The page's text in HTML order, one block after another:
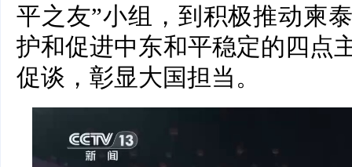
平之友”小组，到积极推动柬
护和促进中东和平稳定的四点
促谈，彰显大国担当。